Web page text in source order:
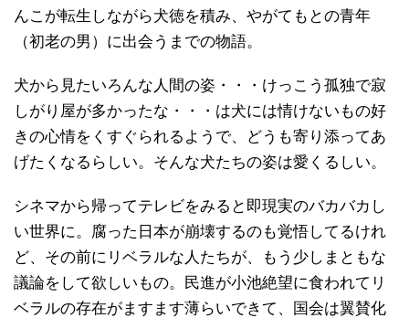
んこが転生しながら犬徳を積み、やがてもとの青年
（初老の男）に出会うまでの物語。
犬から見たいろんな人間の姿・・・けっこう孤独で寂
しがり屋が多かったな・・・は犬には情けないもの好
きの心情をくすぐられるようで、どうも寄り添ってあ
げたくなるらしい。そんな犬たちの姿は愛くるしい。
シネマから帰ってテレビをみると即現実のバカバカし
い世界に。腐った日本が崩壊するのも覚悟してるけれ
ど、その前にリベラルな人たちが、もう少しまともな
議論をして欲しいもの。民進が小池絶望に食われてリ
ベラルの存在がますます薄らいできて、国会は翼賛化